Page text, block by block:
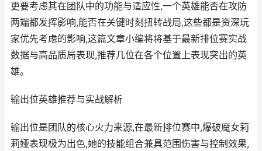
更要考虑其在团队中的功能与适应性,一个英雄能否在攻防
两端都发挥影响,能否在关键时刻扭转战局,这些都是资深玩
家优先考虑的影响,这篇文章小编将将基于最新排位赛实战
数据与高品质局表现,推荐几位在各个位置上表现突出的英
雄。
输出位英雄推荐与实战解析
输出位是团队的核心火力来源,在最新排位赛中,爆破魔女莉
莉娅表现极为出色,她的技能组合兼具范围伤害与控制效果,